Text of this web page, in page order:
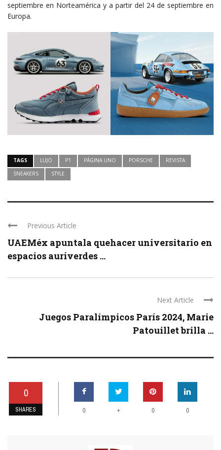
septiembre en Norteamérica y a partir del 24 de septiembre en
Europa.
TAGS LUJO P1 PÁGINA UNO PORSCHE
REVISTA
SNEAKERS
STYLE
Previous Article
UAEMéx apuntala quehacer universitario en
espacios auriverdes ...
Next Article
Juegos Paralímpicos París 2024, Marie
Patouillet brilla ...
0
SHARES 0 + 0 0